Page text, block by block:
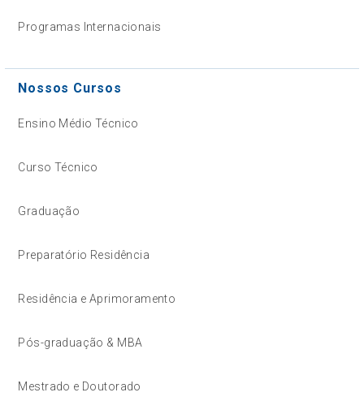
Programas Internacionais
Nossos Cursos
Ensino Médio Técnico
Curso Técnico
Graduação
Preparatório Residência
Residência e Aprimoramento
Pós-graduação & MBA
Mestrado e Doutorado